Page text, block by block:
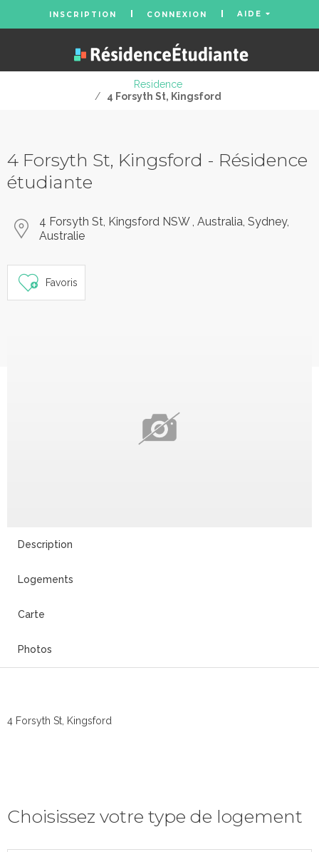
INSCRIPTION CONNEXION AIDE
Residence
/
4 Forsyth St, Kingsford
4 Forsyth St, Kingsford - Résidence
étudiante
4 Forsyth St, Kingsford NSW , Australia, Sydney,
Australie
Favoris
Description
Logements
Carte
Photos
4 Forsyth St, Kingsford
Choisissez votre type de logement